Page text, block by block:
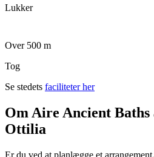
Lukker
Over 500 m
Tog
Se stedets faciliteter her
Om Aire Ancient Baths
Ottilia
Er du ved at planlægge et